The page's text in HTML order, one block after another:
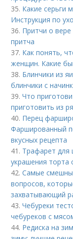
35. Какие серьги
Инструкция по
36. Притчи о
притча
37. Как понять,
женщин. Какие
38. Блинчики из
блинчики с
39.Что
приготовить из
40. Перец
Фаршированный
вкусных рецепта
41. Трафарет для
украшения торта
42.Самые
вопросов,
захватывающий
43.Чебуреки
чебуреков с
44. Редиска на